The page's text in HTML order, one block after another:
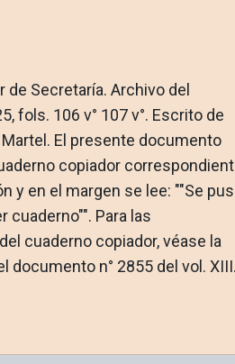
de Secretaría. Archivo del
fols. 106 v° 107 v°. Escrito de
El presente documento
copiador
y en el margen se lee: ""Se
cuaderno"". Para las
cuaderno copiador, véase la
documento n° 2855 del vol.